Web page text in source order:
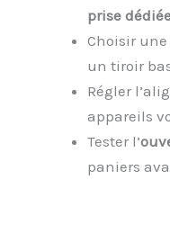
prise
Choisir
un tiroir
Régler
appareils
Tester l’
paniers